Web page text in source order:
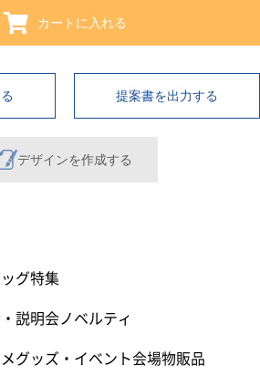
カートに入れる
提案書を出力する
デザインを作成する
グ特集
説明会ノベルティ
グッズ・イベント会場物販品